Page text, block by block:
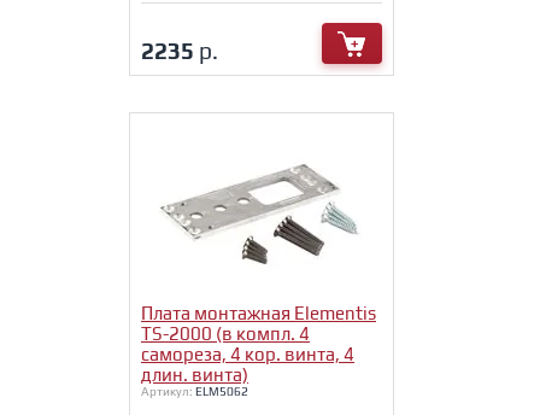
2235 р.
Плата монтажная Elementis
TS-2000 (в компл. 4
самореза, 4 кор. винта, 4
длин. винта)
Артикул: ELM5062